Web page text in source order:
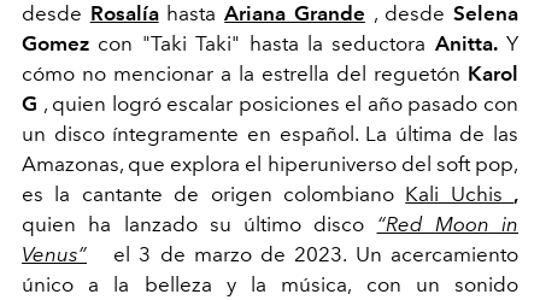
desde RosalíahastaAriana Grande , desdeSelena
Gomez con "Taki Taki" hasta la seductora Anitta.Y
cómo no mencionar a la estrella del reguetón Karol
G , quien logró escalar posiciones el año pasado con
un disco íntegramente en español. La última de las
Amazonas, que explora el hiperuniverso del soft pop,
es la cantante de origen colombiano Kali Uchis ,
quien ha lanzado su último disco “Red Moon in
Venus”
el 3 de marzo de 2023. Un acercamiento
único a la belleza y la música, con un sonido